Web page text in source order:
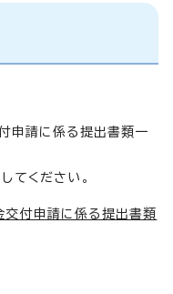
申請に係る提出書類一
てください。
付申請に係る提出書類